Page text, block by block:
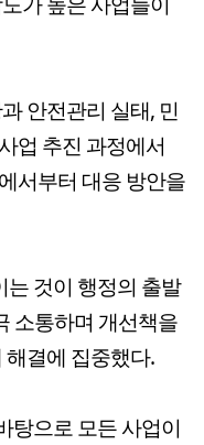
안전관리 실태, 민
업 추진 과정에서
서부터 대응 방안을
는 것이 행정의 출발
소통하며 개선책을
결에 집중했다.
탕으로 모든 사업이